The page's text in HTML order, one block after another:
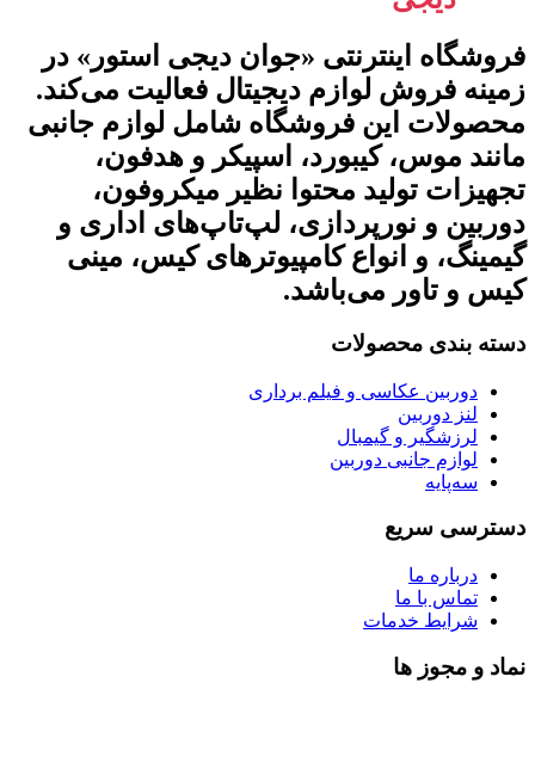
فروشگاه اینترنتی «جوان دیجی استور» در
زمینه فروش لوازم دیجیتال فعالیت می‌کند.
محصولات این فروشگاه شامل لوازم جانبی
مانند موس، کیبورد، اسپیکر و هدفون،
تجهیزات تولید محتوا نظیر میکروفون،
دوربین و نورپردازی، لپ‌تاپ‌های اداری و
گیمینگ، و انواع کامپیوترهای کیس، مینی
کیس و تاور می‌باشد.
دسته بندی محصولات
دوربین عکاسی و فیلم برداری
لنز دوربین
لرزشگیر و گیمبال
لوازم جانبی دوربین
سه‌پایه
دسترسی سریع
درباره ما
تماس با ما
شرایط خدمات
نماد و مجوز ها